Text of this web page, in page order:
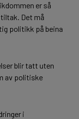
er så
Det må
politikk på beina
blir tatt uten
av politiske
i